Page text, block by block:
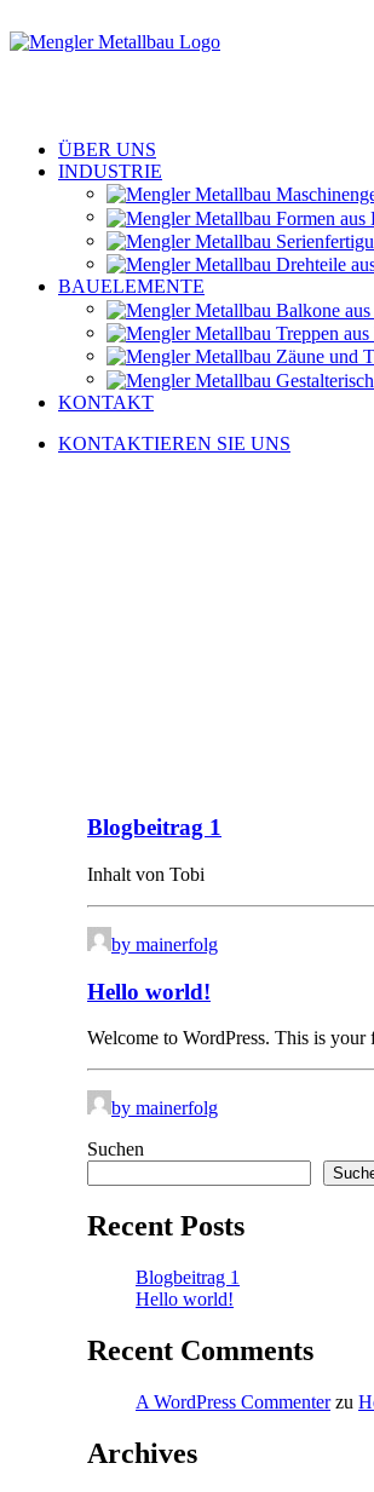
ÜBER UNS
INDUSTRIE
BAUELEMENTE
KONTAKT
KONTAKTIEREN SIE UNS
Blogbeitrag 1
Inhalt von Tobi
by mainerfolg
Hello world!
Welcome to WordPress. This is
by mainerfolg
Suchen
Recent Posts
Blogbeitrag 1
Hello world!
Recent Comments
A WordPress Commenterzu
Archives